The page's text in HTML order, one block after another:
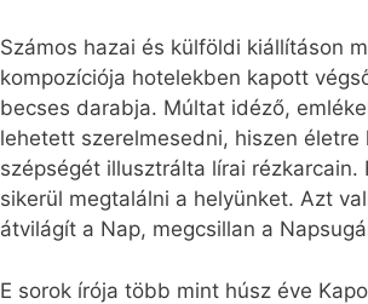
Számos hazai és külföldi kiállításon
kompozíciója hotelekben kapott
becses darabja. Múltat idéző,
lehetett szerelmesedni, hiszen
szépségét illusztrálta lírai
sikerül megtalálni a helyünket. Azt
átvilágít a Nap, megcsillan a
E sorok írója több mint húsz éve